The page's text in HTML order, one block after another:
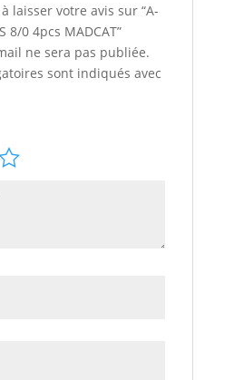
laisser votre avis sur “A-
8/0 4pcs MADCAT”
ne sera pas publiée.
sont indiqués avec